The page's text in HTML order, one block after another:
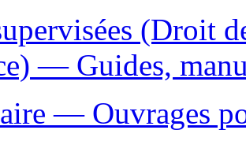
(Droit
— Guides,
— Ouvrages